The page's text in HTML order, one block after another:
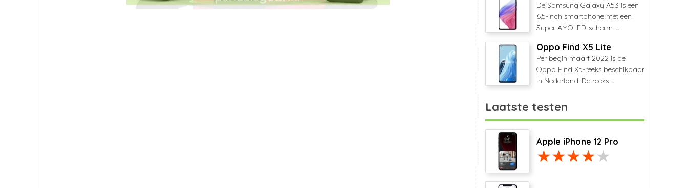
De Samsung Galaxy A53 is een
6,5-inch smartphone met een
Super AMOLED-scherm. ...
Oppo Find X5 Lite
Per begin maart 2022 is de
Oppo Find X5-reeks beschikbaar
in Nederland. De reeks ...
Laatste testen
Apple iPhone 12 Pro